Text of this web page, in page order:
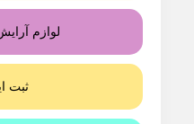
لوازم
ثبت